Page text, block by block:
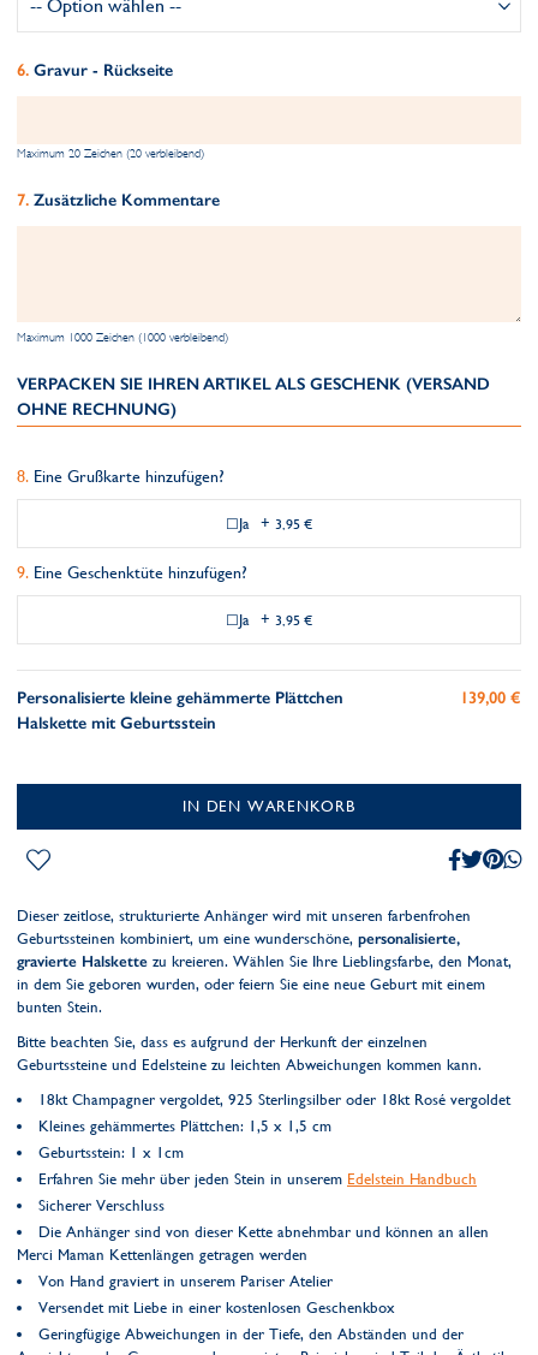
Gravur - Rückseite
Maximum 20 Zeichen (20 verbleibend)
Zusätzliche Kommentare
Maximum 1000 Zeichen (1000 verbleibend)
VERPACKEN SIE IHREN ARTIKEL ALS GESCHENK (VERSAND
OHNE RECHNUNG)
Eine Grußkarte hinzufügen?
Ja + 3,95 €
Eine Geschenktüte hinzufügen?
Ja + 3,95 €
Personalisierte kleine gehämmerte Plättchen
Halskette mit Geburtsstein
139,00 €
IN DEN WARENKORB
Dieser zeitlose, strukturierte Anhänger wird mit unseren farbenfrohen
Geburtssteinen kombiniert, um eine wunderschöne, personalisierte,
gravierte Halskette zu kreieren. Wählen Sie Ihre Lieblingsfarbe, den Monat,
in dem Sie geboren wurden, oder feiern Sie eine neue Geburt mit einem
bunten Stein.
Bitte beachten Sie, dass es aufgrund der Herkunft der einzelnen
Geburtssteine und Edelsteine zu leichten Abweichungen kommen kann.
18kt Champagner vergoldet, 925 Sterlingsilber oder 18kt Rosé vergoldet
Kleines gehämmertes Plättchen: 1,5 x 1,5 cm
Geburtsstein: 1 x 1cm
Erfahren Sie mehr über jeden Stein in unserem Edelstein Handbuch
Sicherer Verschluss
Die Anhänger sind von dieser Kette abnehmbar und können an allen
Merci Maman Kettenlängen getragen werden
Von Hand graviert in unserem Pariser Atelier
Versendet mit Liebe in einer kostenlosen Geschenkbox
Geringfügige Abweichungen in der Tiefe, den Abständen und der